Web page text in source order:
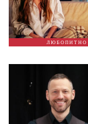
ЛЮБОПИТНО